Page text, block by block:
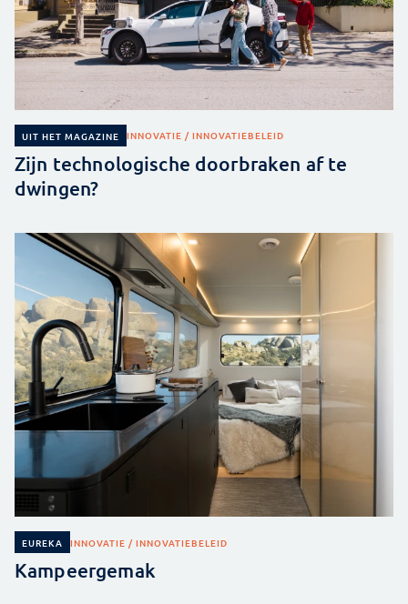
UIT HET MAGAZINE INNOVATIE / INNOVATIEBELEID
Zijn technologische doorbraken af te
dwingen?
EUREKA INNOVATIE / INNOVATIEBELEID
Kampeergemak